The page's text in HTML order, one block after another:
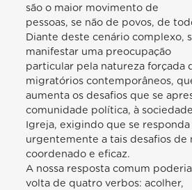
são o maior movimento de
pessoas, se não de povos, de
Diante deste cenário complexo,
manifestar uma preocupação
particular pela natureza forçada
migratórios contemporâneos,
aumenta os desafios que se
comunidade política, à
Igreja, exigindo que se responda
urgentemente a tais desafios de
coordenado e eficaz.
A nossa resposta comum
volta de quatro verbos: acolher,